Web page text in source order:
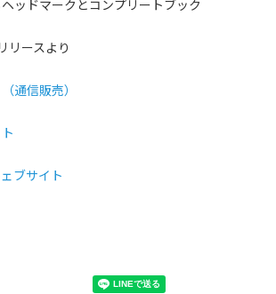
ッドマークとコンプリートブック
リースより
通信販売）
ブサイト